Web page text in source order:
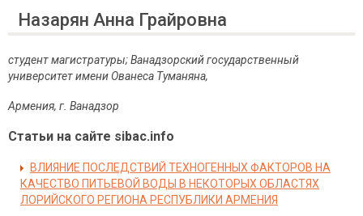
Назарян Анна Грайровна
студент магистратуры; Ванадзорский государственный
университет имени Ованеса Туманяна,
Армения, г. Ванадзор
Статьи на сайте sibac.info
ВЛИЯНИЕ ПОСЛЕДСТВИЙ ТЕХНОГЕННЫХ ФАКТОРОВ НА
КАЧЕСТВО ПИТЬЕВОЙ ВОДЫ В НЕКОТОРЫХ ОБЛАСТЯХ
ЛОРИЙСКОГО РЕГИОНА РЕСПУБЛИКИ АРМЕНИЯ